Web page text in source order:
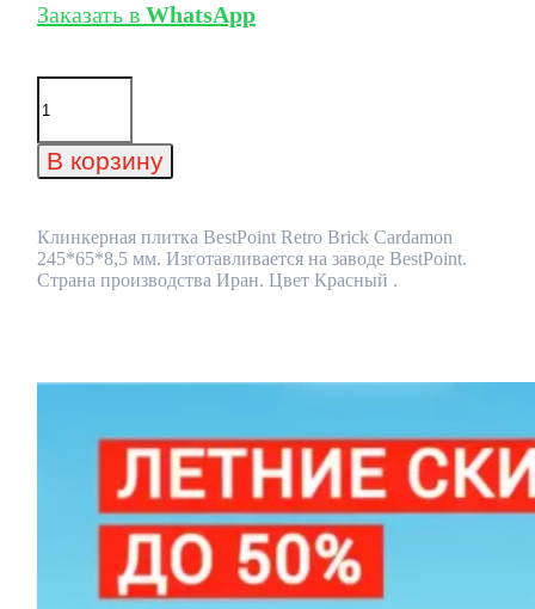
Заказать в WhatsApp
Количество
товара
плитка
BestPoint
Cardamon
245*65*8,5
мм
В корзину
Клинкерная плитка BestPoint Retro Brick Cardamon
245*65*8,5 мм. Изготавливается на заводе BestPoint.
Страна производства Иран. Цвет Красный .